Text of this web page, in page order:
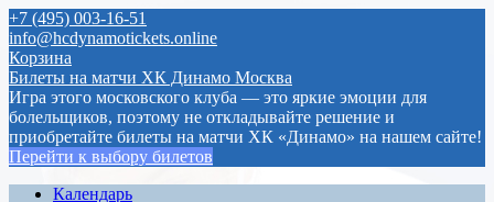
+7 (495) 003-16-51
info@hcdynamotickets.online
Корзина
Билеты на матчи ХК Динамо Москва
Игра этого московского клуба — это яркие эмоции для
болельщиков, поэтому не откладывайте решение и
приобретайте билеты на матчи ХК «Динамо» на нашем сайте!
Перейти к выбору билетов
Календарь